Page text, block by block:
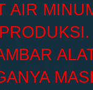
AIR